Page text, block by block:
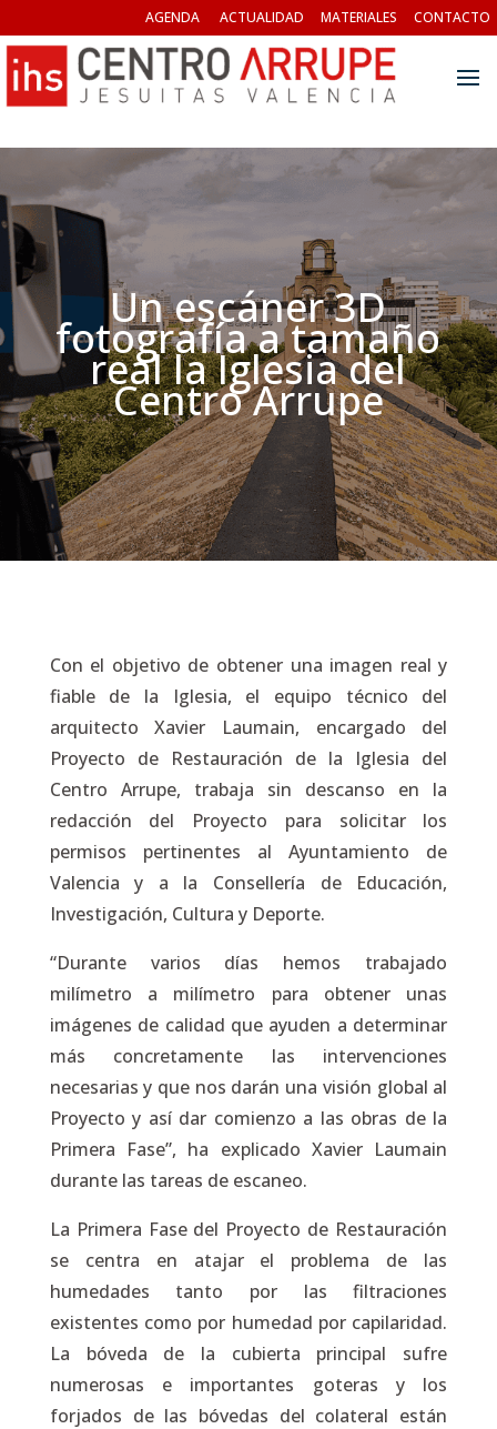
AGENDA ACTUALIDAD MATERIALES CONTACTO
Un escáner 3D
fotografía a tamaño
real la Iglesia del
Centro Arrupe
Con el objetivo de obtener una imagen real y
fiable de la Iglesia, el equipo técnico del
arquitecto Xavier Laumain, encargado del
Proyecto de Restauración de la Iglesia del
Centro Arrupe, trabaja sin descanso en la
redacción del Proyecto para solicitar los
permisos pertinentes al Ayuntamiento de
Valencia y a la Consellería de Educación,
Investigación, Cultura y Deporte.
“Durante varios días hemos trabajado
milímetro a milímetro para obtener unas
imágenes de calidad que ayuden a determinar
más concretamente las intervenciones
necesarias y que nos darán una visión global al
Proyecto y así dar comienzo a las obras de la
Primera Fase”, ha explicado Xavier Laumain
durante las tareas de escaneo.
La Primera Fase del Proyecto de Restauración
se centra en atajar el problema de las
humedades tanto por las filtraciones
existentes como por humedad por capilaridad.
La bóveda de la cubierta principal sufre
numerosas e importantes goteras y los
forjados de las bóvedas del colateral están